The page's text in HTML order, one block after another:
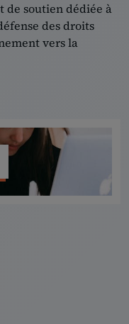
de soutien dédiée à
des droits
vers la